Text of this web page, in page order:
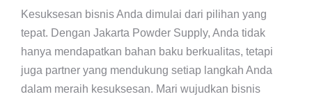
Kesuksesan bisnis Anda dimulai dari pilihan yang
tepat. Dengan Jakarta Powder Supply, Anda tidak
hanya mendapatkan bahan baku berkualitas, tetapi
juga partner yang mendukung setiap langkah Anda
dalam meraih kesuksesan. Mari wujudkan bisnis